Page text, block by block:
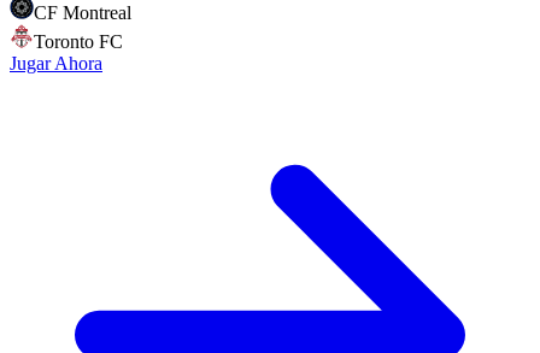
CF Montreal
Toronto FC
Jugar Ahora